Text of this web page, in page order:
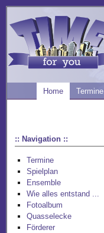
Home Termine
:: Navigation ::
Termine
Spielplan
Ensemble
Wie alles entstand ...
Fotoalbum
Quasselecke
Förderer